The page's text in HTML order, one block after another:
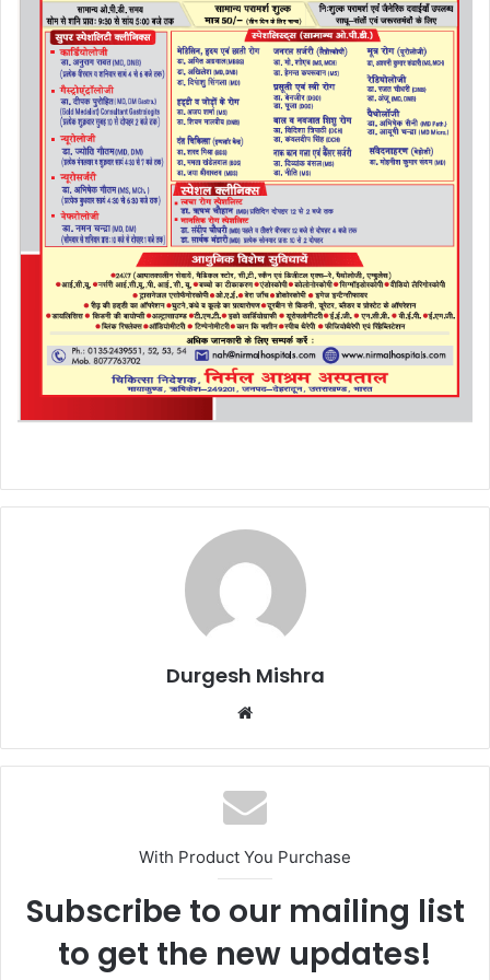
Durgesh Mishra
Website
With Product You Purchase
Subscribe to our mailing list
to get the new updates!